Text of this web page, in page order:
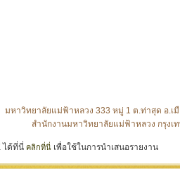
มหาวิทยาลัยแม่ฟ้าหลวง 333 หมู่ 1 ต.ท่าสุด อ.เมื
สำนักงานมหาวิทยาลัยแม่ฟ้าหลวง กรุงเ
ได้ที่นี่ คลิกที่นี่ เพื่อใช้ในการนำเสนอรายงาน